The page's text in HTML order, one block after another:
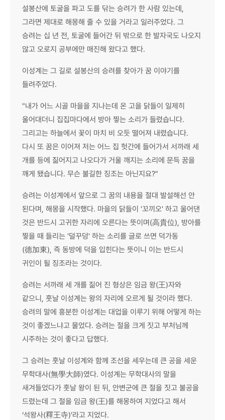
설봉산에 토굴을 파고 도를 닦는 승려가 한 사람 있는데,
그라면 제대로 해몽해 줄 수 있을 거라고 일러주었다. 그
승려는 십 년 전, 토굴에 들어간 뒤 밖으로 한 발자국도 나오지
않고 오로지 공부에만 매진해 왔다고 했다.
이성계는 그 길로 설봉산의 승려를 찾아가 꿈 이야기를
들려주었다.
"내가 어느 시골 마을을 지나는데 온 고을 닭들이 일제히
울어대더니 집집마다에서 방아 찧는 소리가 들렸습니다.
그리고는 하늘에서 꽃이 마치 비 오듯 떨어져 내렸습니다.
다시 또 꿈은 이어져 저는 어느 집 헛간에 들어가서 서까래 세
개를 등에 짊어지고 나오다가 거울 깨지는 소리에 문득 꿈을
깨게 됐습니다. 무슨 불길한 징조는 아닌지요?"
승려는 이성계에서 앞으로 그 꿈의 내용을 절대 발설해선 안
된다며, 해몽을 시작했다. 마을의 닭들이 '꼬끼오' 하고 울어댄
것은 반드시 고귀한 자리에 오른다는 뜻이며(高貴位), 방아를
찧을 때 들리는 '덜꾸덩' 하는 소리를 글로 쓰면 덕가동
(德加東), 즉 동방에 덕을 입힌다는 뜻이니 이는 반드시
귀인이 될 징조라는 것이다.
승려는 서까래 세 개를 짊어 진 형상은 임금 왕(王)자와
같으니, 훗날 이성계는 왕의 자리에 오르게 될 것이라 했다.
승려의 말에 흥분한 이성계는 대업을 이루기 위해 어떻게 하는
것이 좋겠느냐고 물었다. 승려는 절을 크게 짓고 부처님께
시주하는 것이 좋다고 답했다.
그 승려는 훗날 이성계와 함께 조선을 세우는데 큰 공을 세운
무학대사(無學大師)였다. 이성계는 무학대사의 말을
새겨들었다가 훗날 왕이 된 뒤, 안변군에 큰 절을 짓고 불공을
드렸는데 그 절을 임금 왕(王)를 해몽하여 지었다고 해서
‘석왕사(釋王寺)’라고 지었다.